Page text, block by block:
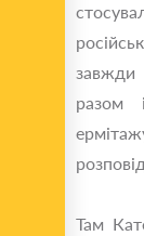
завжди
разом
Там